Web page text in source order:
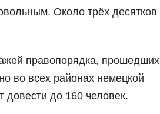
Около трёх десятков
правопорядка, прошедших
во всех районах немецкой
довести до 160 человек.